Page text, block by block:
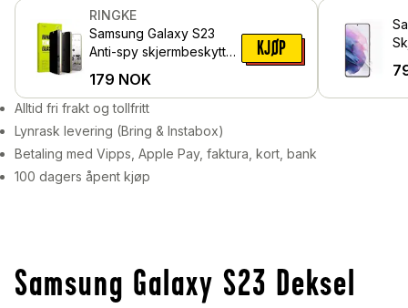
RINGKE
Samsung Galaxy S23
Anti-spy skjermbeskytter
monteringsverktøy
179 NOK
KJØP
Alltid fri frakt og tollfritt
Lynrask levering (Bring & Instabox)
Betaling med Vipps, Apple Pay, faktura, kort, bank
100 dagers åpent kjøp
Samsung Galaxy S23 Deksel